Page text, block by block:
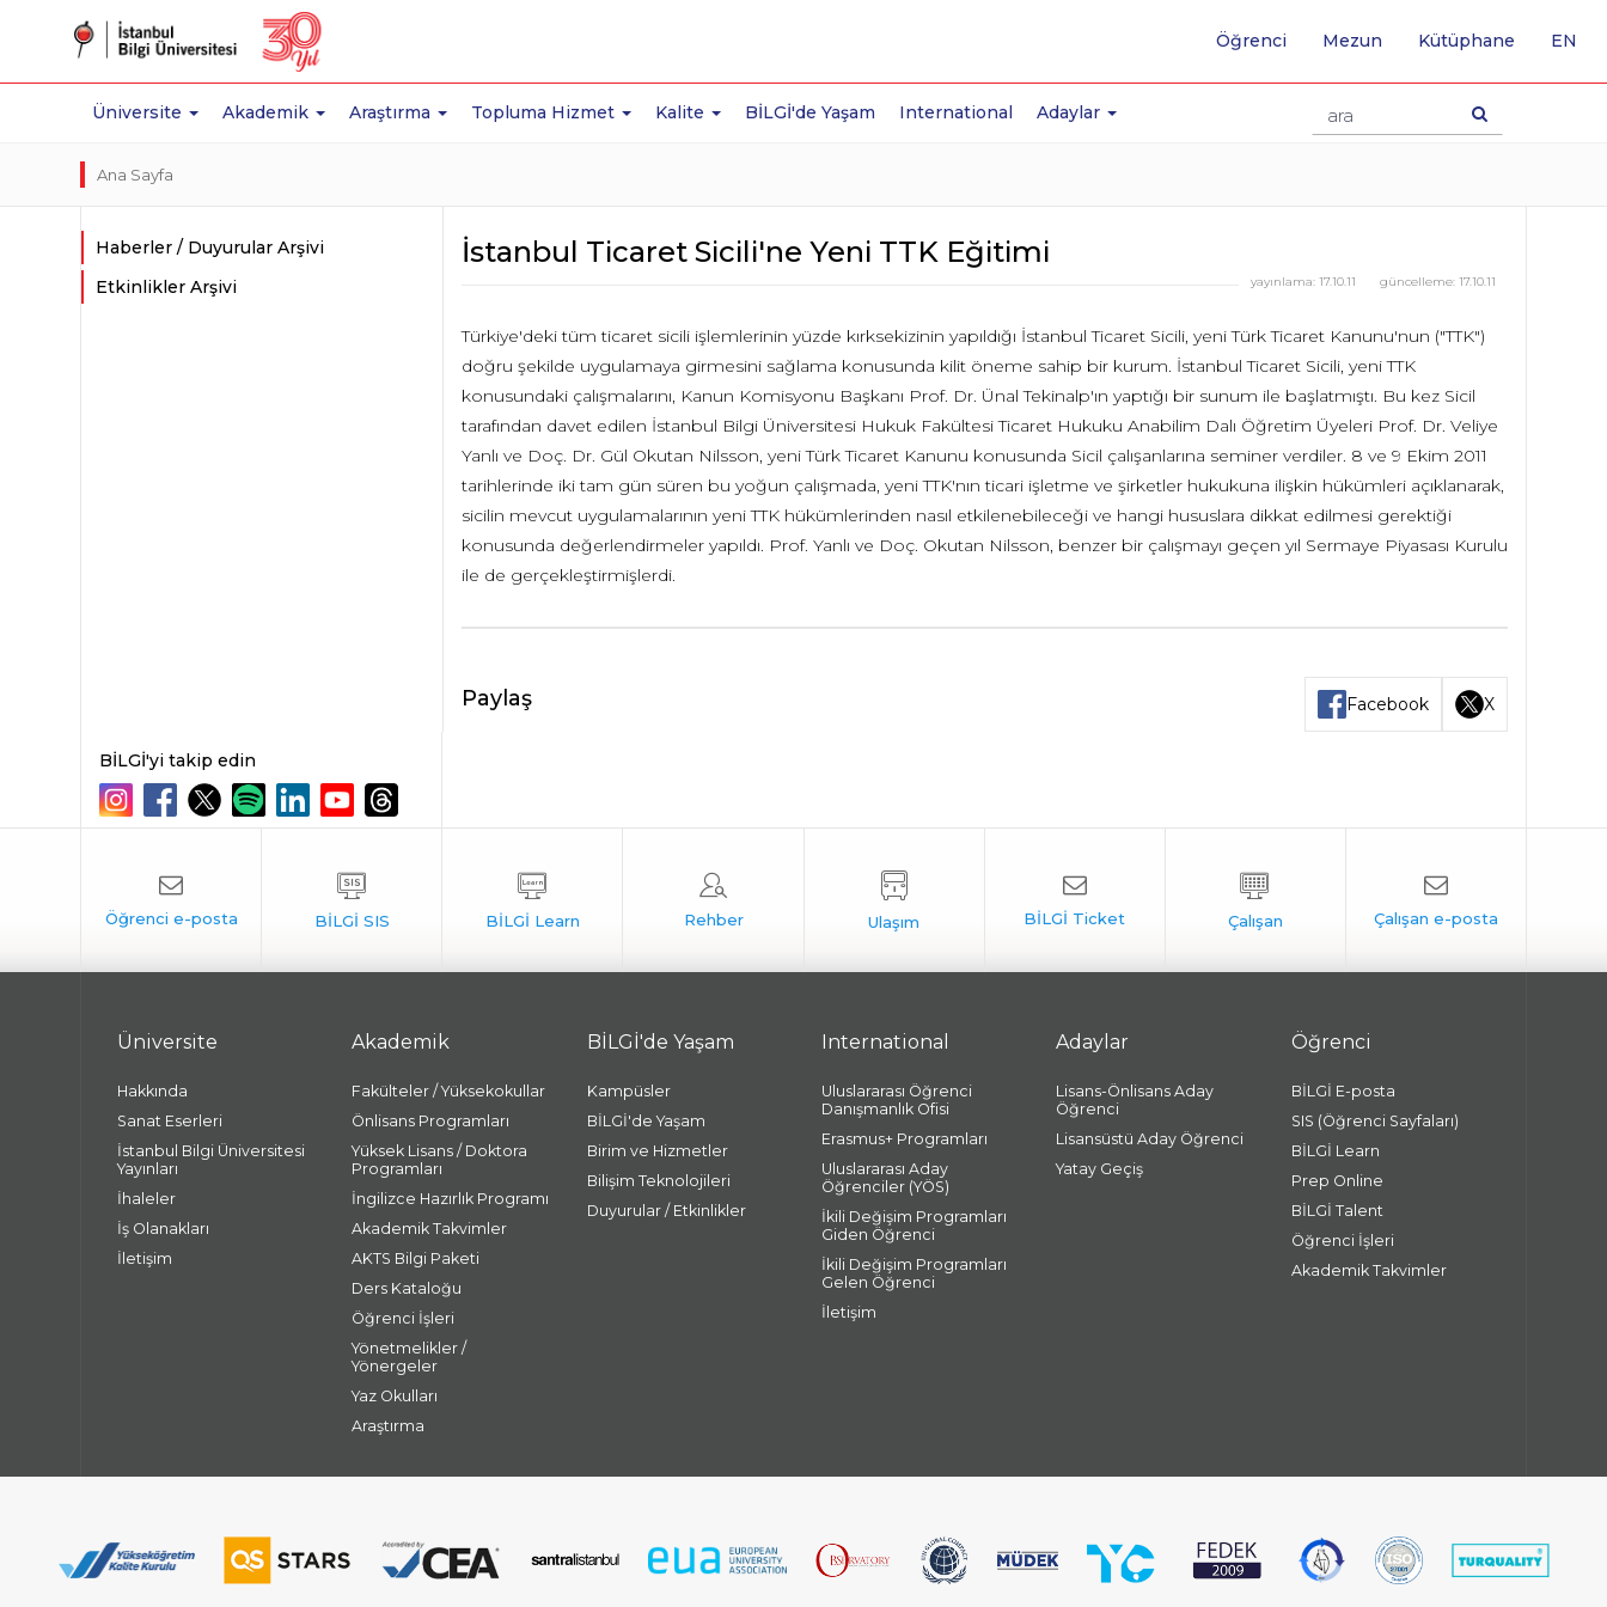
Üniversite Akademik Araştırma Topluma Hizmet Kalite BİLGİ'de Yaşam International Adaylar
Öğrenci Mezun Kütüphane EN
Ana Sayfa
Haberler / Duyurular Arşivi
Etkinlikler Arşivi
İstanbul Ticaret Sicili'ne Yeni TTK Eğitimi
güncelleme: 17.10.11
yayınlama: 17.10.11
Türkiye'deki tüm ticaret sicili işlemlerinin yüzde kırksekizinin yapıldığı İstanbul Ticaret Sicili, yeni Türk Ticaret Kanunu'nun ("TTK")
doğru şekilde uygulamaya girmesini sağlama konusunda kilit öneme sahip bir kurum. İstanbul Ticaret Sicili, yeni TTK
konusundaki çalışmalarını, Kanun Komisyonu Başkanı Prof. Dr. Ünal Tekinalp'ın yaptığı bir sunum ile başlatmıştı. Bu kez Sicil
tarafından davet edilen İstanbul Bilgi Üniversitesi Hukuk Fakültesi Ticaret Hukuku Anabilim Dalı Öğretim Üyeleri Prof. Dr. Veliye
Yanlı ve Doç. Dr. Gül Okutan Nilsson, yeni Türk Ticaret Kanunu konusunda Sicil çalışanlarına seminer verdiler. 8 ve 9 Ekim 2011
tarihlerinde iki tam gün süren bu yoğun çalışmada, yeni TTK'nın ticari işletme ve şirketler hukukuna ilişkin hükümleri açıklanarak,
sicilin mevcut uygulamalarının yeni TTK hükümlerinden nasıl etkilenebileceği ve hangi hususlara dikkat edilmesi gerektiği
konusunda değerlendirmeler yapıldı. Prof. Yanlı ve Doç. Okutan Nilsson, benzer bir çalışmayı geçen yıl Sermaye Piyasası Kurulu
ile de gerçekleştirmişlerdi.
Paylaş Facebook X
BİLGİ'yi takip edin
Üniversite
Hakkında
Sanat Eserleri
İstanbul Bilgi Üniversitesi
Yayınları
İhaleler
İş Olanakları
İletişim
Akademik
Fakülteler / Yüksekokullar
Önlisans Programları
Yüksek Lisans / Doktora
Programları
İngilizce Hazırlık Programı
Akademik Takvimler
AKTS Bilgi Paketi
Ders Kataloğu
Öğrenci İşleri
Yönetmelikler /
Yönergeler
Yaz Okulları
Araştırma
BİLGİ'de Yaşam
Kampüsler
BİLGİ'de Yaşam
Birim ve Hizmetler
Bilişim Teknolojileri
Duyurular / Etkinlikler
International
Uluslararası Öğrenci
Danışmanlık Ofisi
Erasmus+ Programları
Uluslararası Aday
Öğrenciler (YÖS)
İkili Değişim Programları
Giden Öğrenci
İkili Değişim Programları
Gelen Öğrenci
İletişim
Adaylar
Lisans-Önlisans Aday
Öğrenci
Lisansüstü Aday Öğrenci
Yatay Geçiş
Öğrenci
BİLGİ E-posta
SIS (Öğrenci Sayfaları)
BİLGİ Learn
Prep Online
BİLGİ Talent
Öğrenci İşleri
Akademik Takvimler